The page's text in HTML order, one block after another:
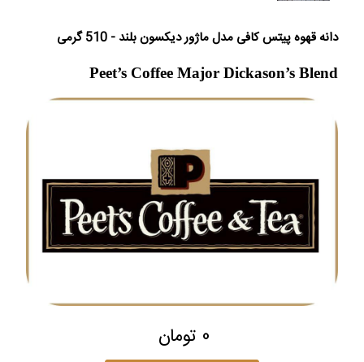
دانه قهوه پیتس کافی مدل ماژور دیکسون بلند - 510 گرمی
Peet’s Coffee Major Dickason’s Blend
0 تومان